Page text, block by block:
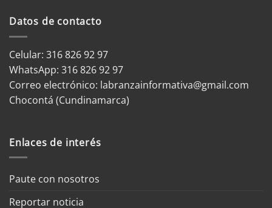
Datos de contacto
Celular: 316 826 92 97
WhatsApp: 316 826 92 97
Correo electrónico: labranzainformativa@gmail.com
Chocontá (Cundinamarca)
Enlaces de interés
Paute con nosotros
Reportar noticia